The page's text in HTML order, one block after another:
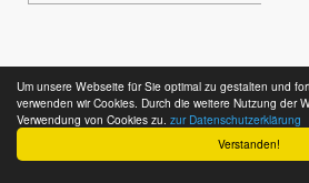
Verstanden!
Um unsere Webseite für Sie optimal zu gestalten und
verwenden wir Cookies. Durch die weitere Nutzung der
Verwendung von Cookies zu. zur Datenschutzerklärung